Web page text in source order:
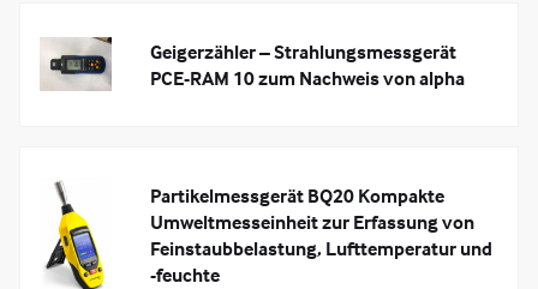
Geigerzähler – Strahlungsmessgerät
PCE-RAM 10 zum Nachweis von alpha
Partikelmessgerät BQ20 Kompakte
Umweltmesseinheit zur Erfassung von
Feinstaubbelastung, Lufttemperatur und
-feuchte